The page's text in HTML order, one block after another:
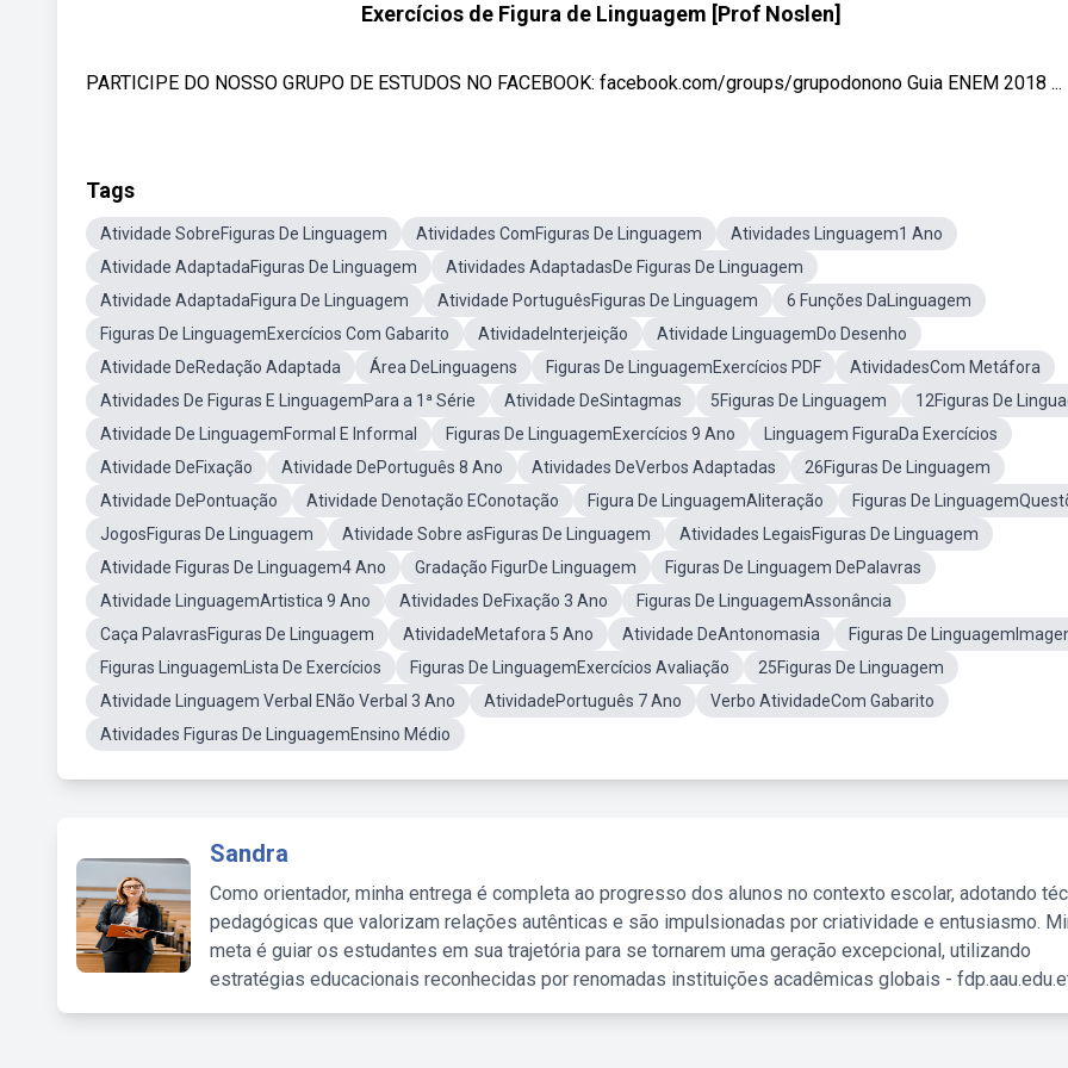
Exercícios de Figura de Linguagem [Prof Noslen]
PARTICIPE DO NOSSO GRUPO DE ESTUDOS NO FACEBOOK: facebook.com/groups/grupodonono Guia ENEM 2018 ...
Tags
Atividade SobreFiguras De Linguagem Atividades ComFiguras De Linguagem
Atividades Linguagem1 Ano
Atividade AdaptadaFiguras De Linguagem
Atividades AdaptadasDe Figuras De Linguagem
Atividade AdaptadaFigura De Linguagem
Atividade PortuguêsFiguras De Linguagem
6 Funções DaLinguagem
Figuras De LinguagemExercícios Com Gabarito
AtividadeInterjeição
Atividade LinguagemDo Desenho
Atividade DeRedação Adaptada
Área DeLinguagens Figuras De LinguagemExercícios PDF
AtividadesCom Metáfora
Atividades De Figuras E LinguagemPara a 1ª Série
Atividade DeSintagmas 5Figuras De Linguagem
12Figuras De
Atividade De LinguagemFormal E Informal
Figuras De LinguagemExercícios 9 Ano
Linguagem FiguraDa Exercícios
Atividade DeFixação
Atividade DePortuguês 8 Ano Atividades DeVerbos Adaptadas
26Figuras De Linguagem
Atividade DePontuação
Atividade Denotação EConotação Figura De LinguagemAliteração
Figuras De
JogosFiguras De Linguagem
Atividade Sobre asFiguras De Linguagem
Atividades LegaisFiguras De Linguagem
Atividade Figuras De Linguagem4 Ano
Gradação FigurDe Linguagem
Figuras De Linguagem DePalavras
Atividade LinguagemArtistica 9 Ano
Atividades DeFixação 3 Ano
Figuras De LinguagemAssonância
Caça PalavrasFiguras De Linguagem
AtividadeMetafora 5 Ano Atividade DeAntonomasia
Figuras De
Figuras LinguagemLista De Exercícios
Figuras De LinguagemExercícios Avaliação
25Figuras De Linguagem
Atividade Linguagem Verbal ENão Verbal 3 Ano
AtividadePortuguês 7 Ano
Verbo AtividadeCom Gabarito
Atividades Figuras De LinguagemEnsino Médio
Sandra
Como orientador, minha entrega é completa ao progresso dos alunos no contexto escolar, adotando
pedagógicas que valorizam relações autênticas e são impulsionadas por criatividade e entusiasmo.
meta é guiar os estudantes em sua trajetória para se tornarem uma geração excepcional, utilizando
estratégias educacionais reconhecidas por renomadas instituições acadêmicas globais -